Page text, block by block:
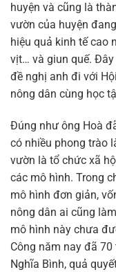
huyện và cũng là
vườn của huyện
hiệu quả kinh tế cao
vịt… và giun quế.
đề nghị anh đi với
nông dân cùng học
Đúng như ông Hoà
có nhiều phong trào
vườn là tổ chức xã
các mô hình. Trong
mô hình đơn giản,
nông dân ai cũng
mô hình này chưa
Công năm nay đã
Nghĩa Bình, quả